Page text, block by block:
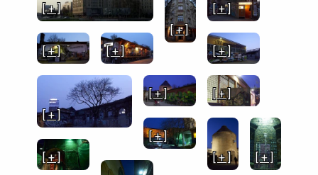
[ + ]
[ + ]
[ + ]
[ + ] [ + ] [ + ]
[ + ]
[ + ] [ + ]
[ + ]
[ + ]
[ + ] [ + ]